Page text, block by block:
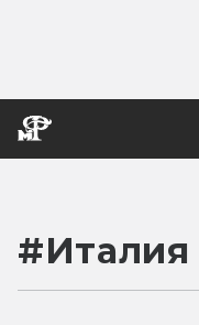
#Италия